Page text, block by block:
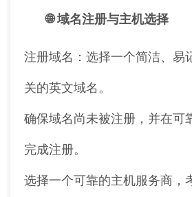
🌐 域名注册与主机选择
注册域名：选择一个简洁、易
关的英文域名。
确保域名尚未被注册，并在可
完成注册。
选择一个可靠的主机服务商，